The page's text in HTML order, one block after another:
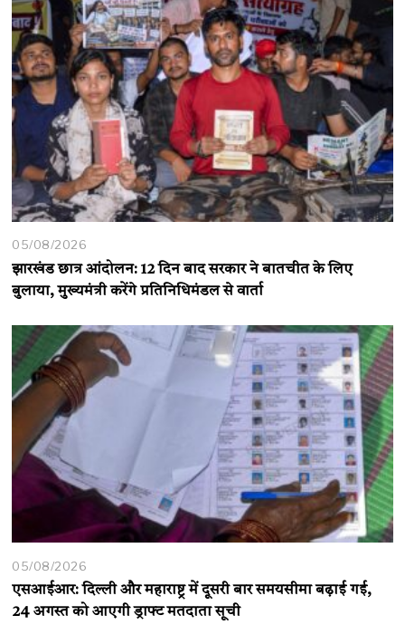
05/08/2026
झारखंड छात्र आंदोलन: 12 दिन बाद सरकार ने बातचीत के लिए
बुलाया, मुख्यमंत्री करेंगे प्रतिनिधिमंडल से वार्ता
05/08/2026
एसआईआर: दिल्ली और महाराष्ट्र में दूसरी बार समयसीमा बढ़ाई गई,
24 अगस्त को आएगी ड्राफ्ट मतदाता सूची